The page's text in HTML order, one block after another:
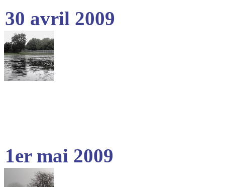
30 avril 2009
1er mai 2009